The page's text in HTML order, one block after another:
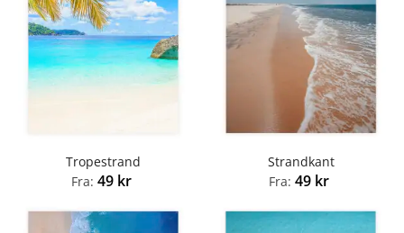
Tropestrand
Fra: 49 kr
Strandkant
Fra: 49 kr